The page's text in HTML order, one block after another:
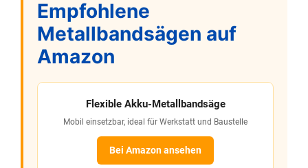
Empfohlene
Metallbandsägen auf
Amazon
Flexible Akku-Metallbandsäge
Mobil einsetzbar, ideal für Werkstatt und Baustelle
Bei Amazon ansehen